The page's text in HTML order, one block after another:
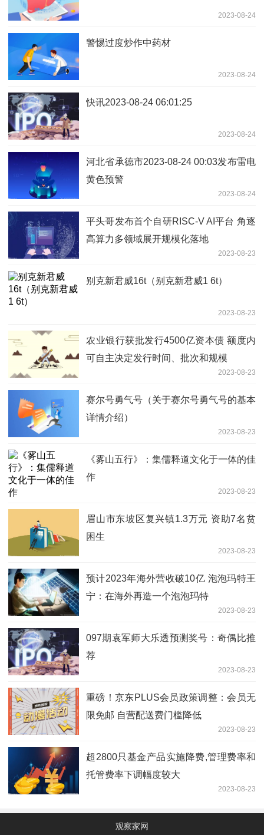
2023-08-24
警惕过度炒作中药材
2023-08-24
快讯2023-08-24 06:01:25
2023-08-24
河北省承德市2023-08-24 00:03发布雷电
黄色预警
2023-08-24
平头哥发布首个自研RISC-V AI平台 角逐
高算力多领域展开规模化落地
2023-08-23
别克新君威16t（别克新君威1 6t）
2023-08-23
农业银行获批发行4500亿资本债 额度内
可自主决定发行时间、批次和规模
2023-08-23
赛尔号勇气号（关于赛尔号勇气号的基本
详情介绍）
2023-08-23
《雾山五行》：集儒释道文化于一体的佳
作
2023-08-23
眉山市东坡区复兴镇1.3万元 资助7名贫
困生
2023-08-23
预计2023年海外营收破10亿 泡泡玛特王
宁：在海外再造一个泡泡玛特
2023-08-23
097期袁军师大乐透预测奖号：奇偶比推
荐
2023-08-23
重磅！京东PLUS会员政策调整：会员无
限免邮 自营配送费门槛降低
2023-08-23
超2800只基金产品实施降费,管理费率和
托管费率下调幅度较大
2023-08-23
观察家网